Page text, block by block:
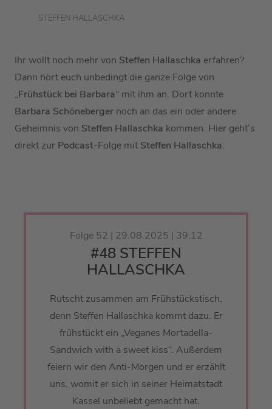
STEFFEN HALLASCHKA
Ihr wollt noch mehr von Steffen Hallaschka erfahren?
Dann hört euch unbedingt die ganze Folge von
„Frühstück bei Barbara“ mit ihm an. Dort konnte
Barbara Schöneberger noch an das ein oder andere
Geheimnis von Steffen Hallaschka kommen. Hier geht’s
direkt zur Podcast-Folge mit Steffen Hallaschka:
Folge 52 | 29.08.2025 | 39:12
#48 STEFFEN
HALLASCHKA
Rutscht zusammen am Frühstückstisch,
denn Steffen Hallaschka kommt dazu. Er
frühstückt ein „Veganes Mortadella-
Sandwich with a sweet kiss“. Außerdem
feiern wir den Anti-Morgen und er erzählt
uns, womit er sich in seiner Heimatstadt
Kassel unbeliebt gemacht hat.